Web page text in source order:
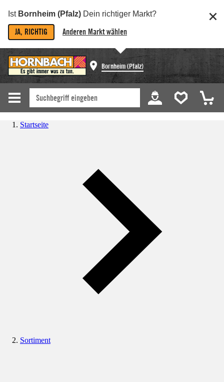
Ist Bornheim (Pfalz) Dein richtiger Markt?
JA, RICHTIG Anderen Markt wählen
Bornheim (Pfalz)
Startseite
Sortiment